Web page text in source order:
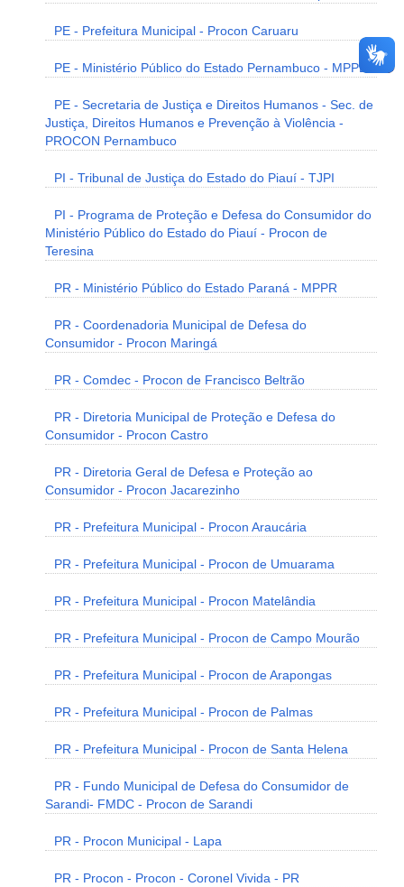
PE - Prefeitura Municipal - Procon Caruaru
PE - Ministério Público do Estado Pernambuco - MPPE
PE - Secretaria de Justiça e Direitos Humanos - Sec. de
Justiça, Direitos Humanos e Prevenção à Violência -
PROCON Pernambuco
PI - Tribunal de Justiça do Estado do Piauí - TJPI
PI - Programa de Proteção e Defesa do Consumidor do
Ministério Público do Estado do Piauí - Procon de
Teresina
PR - Ministério Público do Estado Paraná - MPPR
PR - Coordenadoria Municipal de Defesa do
Consumidor - Procon Maringá
PR - Comdec - Procon de Francisco Beltrão
PR - Diretoria Municipal de Proteção e Defesa do
Consumidor - Procon Castro
PR - Diretoria Geral de Defesa e Proteção ao
Consumidor - Procon Jacarezinho
PR - Prefeitura Municipal - Procon Araucária
PR - Prefeitura Municipal - Procon de Umuarama
PR - Prefeitura Municipal - Procon Matelândia
PR - Prefeitura Municipal - Procon de Campo Mourão
PR - Prefeitura Municipal - Procon de Arapongas
PR - Prefeitura Municipal - Procon de Palmas
PR - Prefeitura Municipal - Procon de Santa Helena
PR - Fundo Municipal de Defesa do Consumidor de
Sarandi- FMDC - Procon de Sarandi
PR - Procon Municipal - Lapa
PR - Procon - Procon - Coronel Vivida - PR